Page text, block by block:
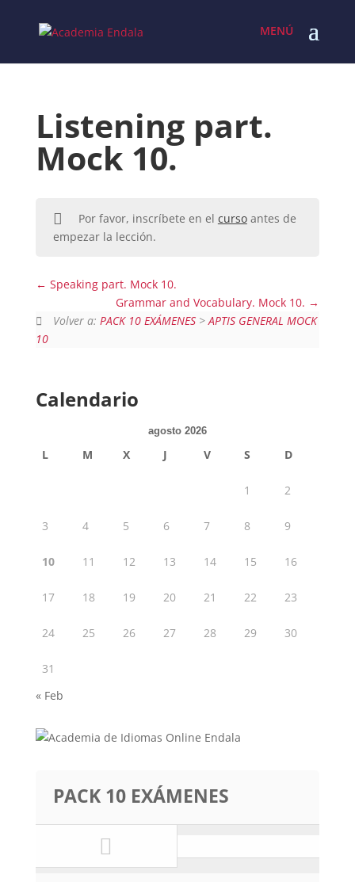
content
Listening part.
Mock 10.
Por favor, inscríbete en el cursoantes de
empezar la lección.
Speaking part. Mock 10.
Grammar and Vocabulary. Mock 10.
Volver a: PACK 10 EXÁMENES >APTIS GENERAL MOCK
10
Calendario
agosto 2026
L M X J V S D
1 2
3 4 5 6 7 8 9
10 11 12 13 14 15 16
17 18 19 20 21 22 23
24 25 26 27 28 29 30
31
« Feb
PACK 10 EXÁMENES